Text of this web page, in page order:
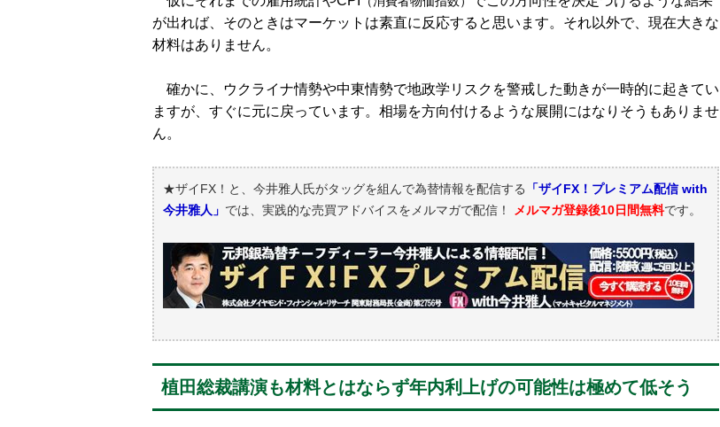
が出れば、そのときはマーケットは素直に反応すると思います。それ以外で、現在大きな
材料はありません。
確かに、ウクライナ情勢や中東情勢で地政学リスクを警戒した動きが一時的に起きてい
ますが、すぐに元に戻っています。相場を方向付けるような展開にはなりそうもありませ
ん。
★ザイFX！と、今井雅人氏がタッグを組んで為替情報を配信する
「ザイFX！プレミアム配信 with
今井雅人」 では、実践的な売買アドバイスをメルマガで配信！ メルマガ登録後10日間無料です。
植田総裁講演も材料とはならず年内利上げの可能性は極めて低そう